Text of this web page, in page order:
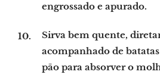
engrossado e apurado.
Sirva bem quente,
acompanhado de
pão para absorver o